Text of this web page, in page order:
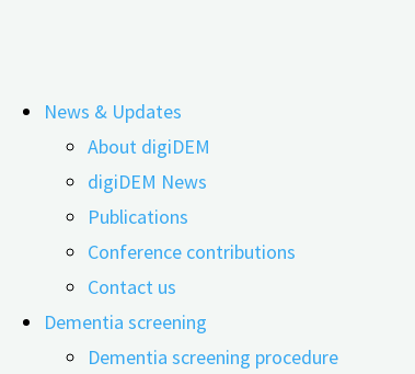
to
content
News & Updates
About digiDEM
digiDEM News
Publications
Conference contributions
Contact us
Dementia screening
Dementia screening procedure
Dementia: What can a